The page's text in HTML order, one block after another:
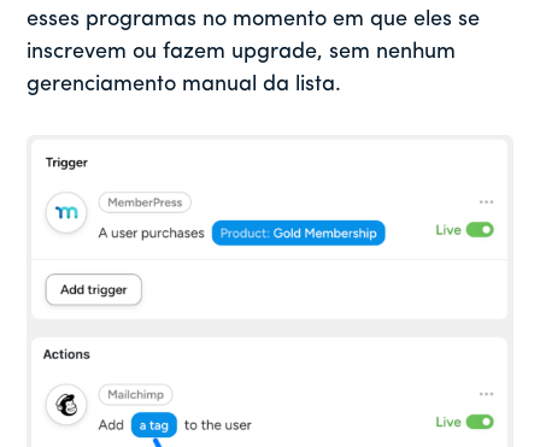
esses programas no momento em que eles se
inscrevem ou fazem upgrade, sem nenhum
gerenciamento manual da lista.